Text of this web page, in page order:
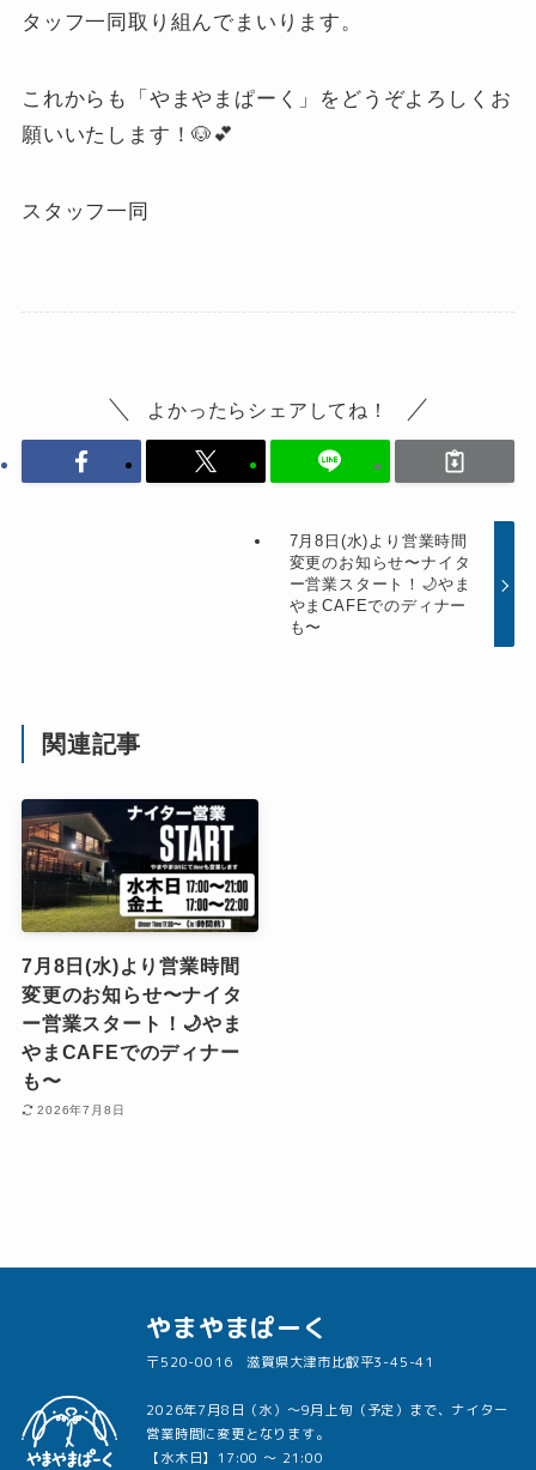
タッフ一同取り組んでまいります。
これからも「やまやまぱーく」をどうぞよろしくお
願いいたします！🐶💕
スタッフ一同
よかったらシェアしてね！
7月8日(水)より営業時間
変更のお知らせ〜ナイタ
ー営業スタート！🌙やま
やまCAFEでのディナー
も〜
関連記事
7月8日(水)より営業時間
変更のお知らせ〜ナイタ
ー営業スタート！🌙やま
やまCAFEでのディナー
も〜
2026年7月8日
やまやまぱーく
〒520-0016 滋賀県大津市比叡平3-45-41
2026年7月8日（水）〜9月上旬（予定）まで、ナイター
営業時間に変更となります。
【水木日】17:00 〜 21:00